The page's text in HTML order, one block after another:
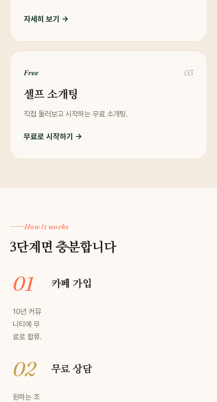
자세히 보기 →
Free 03
셀프 소개팅
직접 둘러보고 시작하는 무료 소개팅.
무료로 시작하기 →
How it works
3단계면 충분합니다
카페 가입
10년 커뮤
니티에 무
료로 합류.
무료 상담
원하는 조